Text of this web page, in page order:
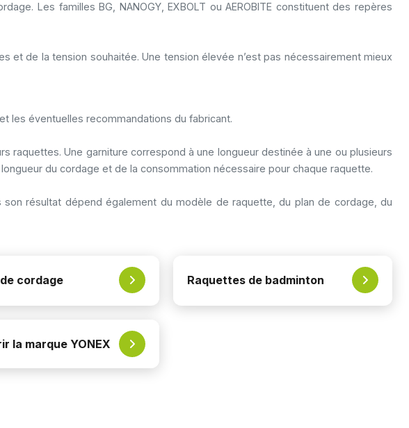
Les familles BG, NANOGY, EXBOLT ou AEROBITE constituent des repères
de la tension souhaitée. Une tension élevée n’est pas nécessairement mieux
les éventuelles recommandations du fabricant.
raquettes. Une garniture correspond à une longueur destinée à une ou plusieurs
du cordage et de la consommation nécessaire pour chaque raquette.
résultat dépend également du modèle de raquette, du plan de cordage, du
cordage Raquettes de badminton
la marque YONEX